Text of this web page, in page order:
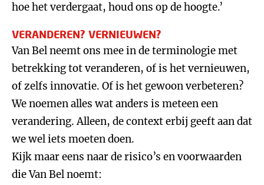
hoe het verdergaat, houd ons op de hoogte.’
VERANDEREN? VERNIEUWEN?
Van Bel neemt ons mee in de terminologie met
betrekking tot veranderen, of is het vernieuwen,
of zelfs innovatie. Of is het gewoon verbeteren?
We noemen alles wat anders is meteen een
verandering. Alleen, de context erbij geeft aan dat
we wel iets moeten doen.
Kijk maar eens naar de risico’s en voorwaarden
die Van Bel noemt: